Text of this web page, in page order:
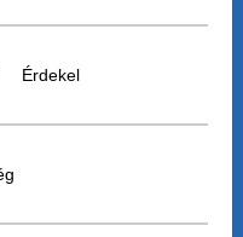
Érdekel